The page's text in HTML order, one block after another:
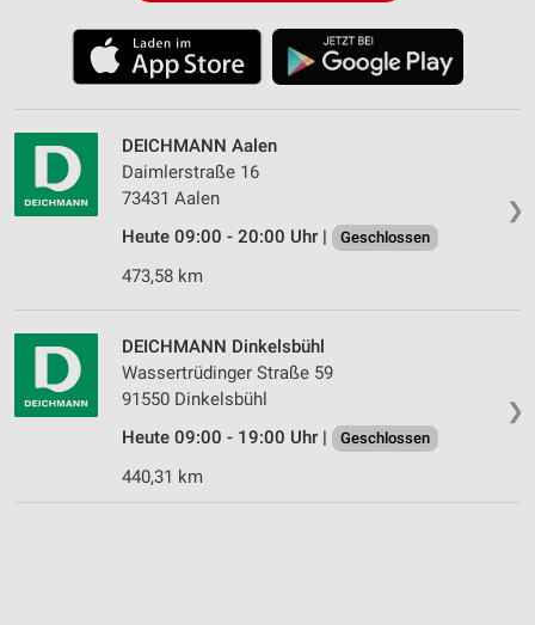
❯
DEICHMANN Aalen
Daimlerstraße 16
73431 Aalen
Heute 09:00 - 20:00 Uhr |
Geschlossen
473,58 km
❯
DEICHMANN Dinkelsbühl
Wassertrüdinger Straße 59
91550 Dinkelsbühl
Heute 09:00 - 19:00 Uhr |
Geschlossen
440,31 km